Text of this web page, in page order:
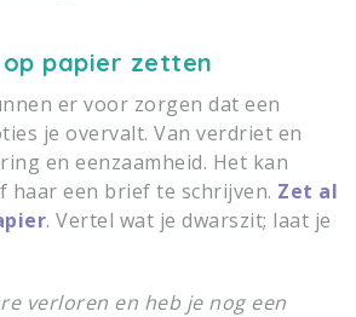
papier zetten
er voor zorgen dat een
je overvalt. Van verdriet en
en eenzaamheid. Het kan
haar een brief te schrijven. Zet al
. Vertel wat je dwarszit; laat je
verloren en heb je nog een